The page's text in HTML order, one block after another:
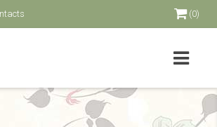
(0)